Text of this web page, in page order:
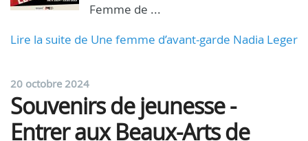
Femme de ...
Lire la suite de Une femme d’avant-garde Nadia Leger
20 octobre 2024
Souvenirs de jeunesse -
Entrer aux Beaux-Arts de